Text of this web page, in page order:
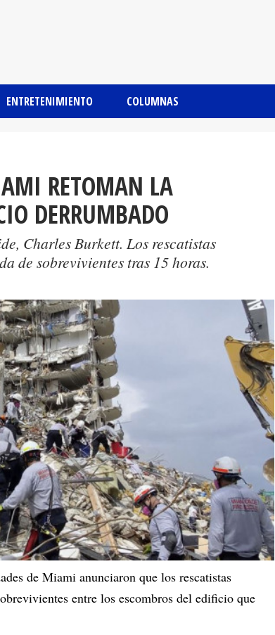
ENTRETENIMIENTO COLUMNAS
RETOMAN LA
DERRUMBADO
Charles Burkett. Los rescatistas
de sobrevivientes tras 15 horas.
de Miami anunciaron que los rescatistas
entre los escombros del edificio que